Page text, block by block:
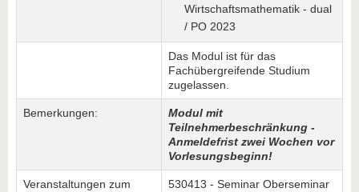
Wirtschaftsmathematik - dual
/ PO 2023
Das Modul ist für das
Fachübergreifende Studium
zugelassen.
Bemerkungen:
Modul mit
Teilnehmerbeschränkung -
Anmeldefrist zwei Wochen vor
Vorlesungsbeginn!
Veranstaltungen zum 530413 - Seminar Oberseminar